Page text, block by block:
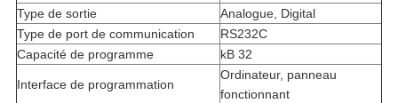
Type de sortie
Analogue, Digital
Type de port de communication
RS232C
Capacité de programme
kB 32
Interface de programmation
Ordinateur, panneau
fonctionnant